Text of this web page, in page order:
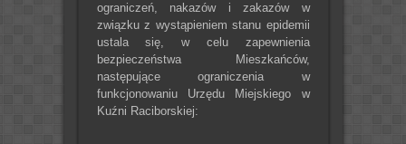
ograniczeń, nakazów i zakazów w
związku z wystąpieniem stanu epidemii
ustala się, w celu zapewnienia
bezpieczeństwa Mieszkańców,
następujące ograniczenia w
funkcjonowaniu Urzędu Miejskiego w
Kuźni Raciborskiej: